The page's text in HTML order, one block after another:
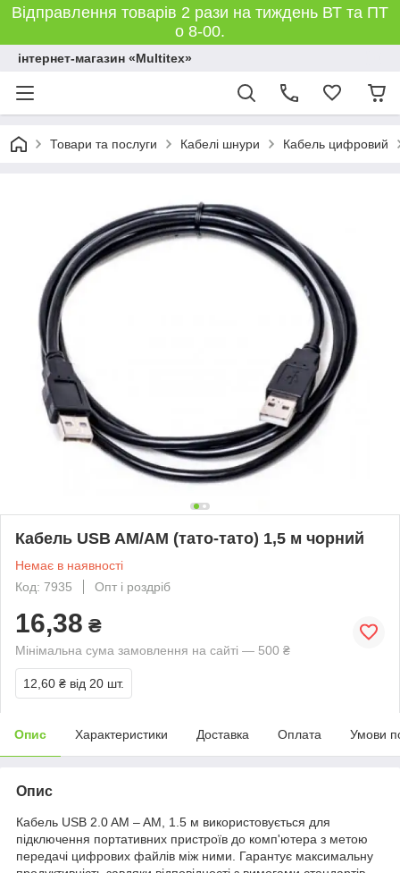
Відправлення товарів 2 рази на тиждень ВТ та ПТ
о 8-00.
інтернет-магазин «Multitex»
Товари та послуги Кабелі шнури Кабель цифровий
Кабель USB AM/AM (тато-тато) 1,5 м чорний
Немає в наявності
Код: 7935
Опт і роздріб
16,38 ₴
Мінімальна сума замовлення на сайті — 500 ₴
12,60 ₴ від 20 шт.
Опис Характеристики Доставка Оплата Умови
Опис
Кабель USB 2.0 AM – AM, 1.5 м використовується для
підключення портативних пристроїв до комп'ютера з метою
передачі цифрових файлів між ними. Гарантує максимальну